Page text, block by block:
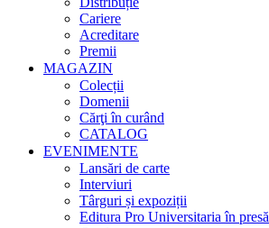
Cariere
Acreditare
Premii
MAGAZIN
Colecții
Domenii
Cărţi în curând
CATALOG
EVENIMENTE
Lansări de carte
Interviuri
Târguri și expoziții
Editura Pro Universitaria în presă